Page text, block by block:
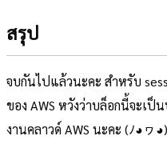
สรุป
จบกันไปแล้วนะคะ สำหรับ
ของ AWS หวังว่าบล็อกนี้จะเ
งานคลาวด์ AWS นะคะ (ﾉ◕ヮ